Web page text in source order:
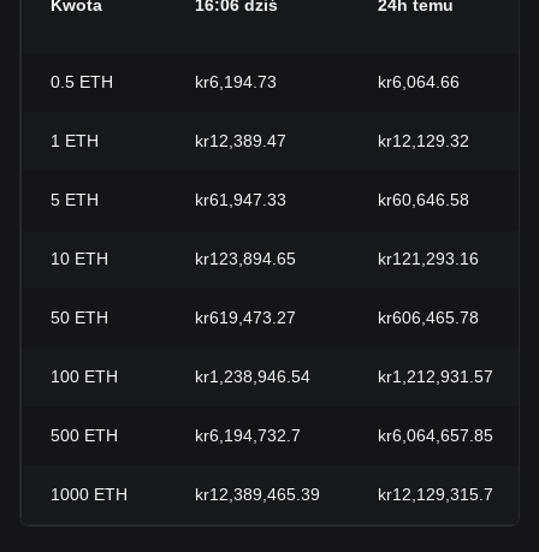
Kwota 16:06 dziś 24h temu
0.5 ETH kr6,194.73 kr6,064.66
1 ETH kr12,389.47 kr12,129.32
5 ETH kr61,947.33 kr60,646.58
10 ETH kr123,894.65 kr121,293.16
50 ETH kr619,473.27 kr606,465.78
100 ETH kr1,238,946.54 kr1,212,931.57
500 ETH kr6,194,732.7 kr6,064,657.85
1000 ETH kr12,389,465.39 kr12,129,315.7